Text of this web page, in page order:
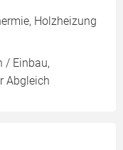
Holzheizung
/ Einbau,
Abgleich